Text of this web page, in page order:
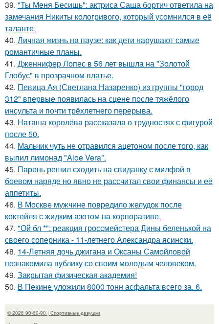
39. "Ты Меня Бесишь": актриса Саша бортич ответила на
замечания Никиты кологривого, который усомнился в её
таланте.
40. Личная жизнь на паузе: как дети нарушают самые
романтичные планы.
41. Дженнифер Лопес в 56 лет вышла на "Золотой
Глобус" в прозрачном платье.
42. Певица Ая (Светлана Назаренко) из группы "город
312" впервые появилась на сцене после тяжёлого
инсульта и почти трёхлетнего перерыва.
43. Наташа королёва рассказала о трудностях с фигурой
после 50.
44. Мальчик чуть не отравился ацетоном после того, как
выпил лимонад "Aloe Vera".
45. Парень решил сходить на свиданку с милфой в
боевом наряде но явно не рассчитал свои финансы и её
аппетиты.
46. В Москве мужчине повредило желудок после
коктейля с жидким азотом на корпоративе.
47. "Ой бл *": реакция гроссмейстера Дины беленькой на
своего соперника - 11-летнего Александра ясински.
48. 14-Летняя дочь джигана и Оксаны Самойловой
познакомила публику со своим молодым человеком.
49. Закрытая физическая академия!
50. В Пекине уложили 8000 тонн асфальта всего за. 6.
© 2026 90-60-90 | Спортивные девушки